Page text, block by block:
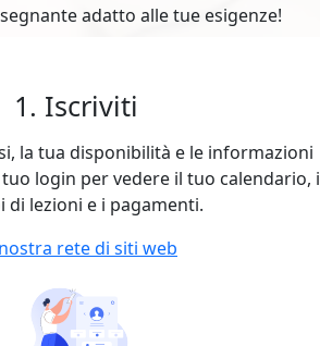
adatto alle tue esigenze!
1. Iscriviti
la tua disponibilità e le informazioni
login per vedere il tuo calendario, i
di lezioni e i pagamenti.
rete di siti web